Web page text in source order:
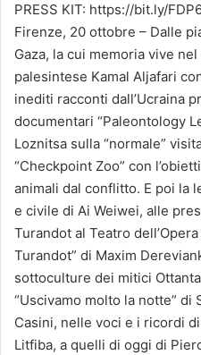
PRESS KIT: https://bit.ly/
Firenze, 20 ottobre – Dalle
Gaza, la cui memoria vive
palesintese Kamal Aljafari
inediti racconti dall’Ucraina
documentari “Paleontology
Loznitsa sulla “normale”
“Checkpoint Zoo” con
animali dal conflitto. E poi la
e civile di Ai Weiwei, alle
Turandot al Teatro dell’Opera
Turandot” di Maxim
sottoculture dei mitici
“Uscivamo molto la notte” di
Casini, nelle voci e i ricordi di
Litfiba, a quelli di oggi di